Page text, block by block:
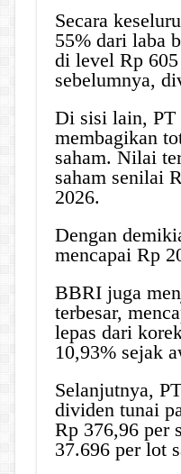
Secara
55% dari laba
di level Rp
sebelumnya,
Di sisi lain, PT
membagikan
saham. Nilai
saham senilai
2026.
Dengan
mencapai Rp
BBRI juga
terbesar,
lepas dari
10,93% sejak
Selanjutnya,
dividen tunai
Rp 376,96 per
37.696 per lot